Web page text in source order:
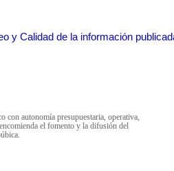
y Calidad de la información
con autonomía presupuestaria, operativa,
el fomento y la difusión del